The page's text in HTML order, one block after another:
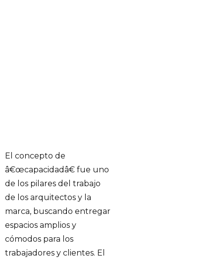
El concepto de
â€œcapacidadâ€ fue uno
de los pilares del trabajo
de los arquitectos y la
marca, buscando entregar
espacios amplios y
cómodos para los
trabajadores y clientes. El